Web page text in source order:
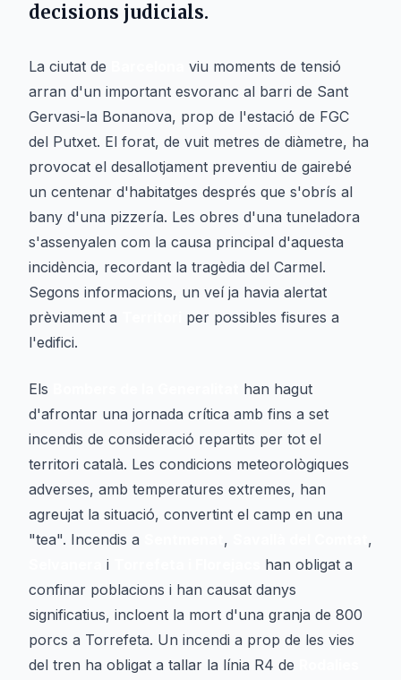
decisions judicials.
La ciutat de
viu moments de tensió
arran d'un important esvoranc al barri de Sant
Gervasi-la Bonanova, prop de l'estació de FGC
del Putxet. El forat, de vuit metres de diàmetre, ha
provocat el desallotjament preventiu de gairebé
un centenar d'habitatges després que s'obrís al
bany d'una pizzería. Les obres d'una tuneladora
s'assenyalen com la causa principal d'aquesta
incidència, recordant la tragèdia del Carmel.
Segons informacions, un veí ja havia alertat
prèviament a
per possibles fisures a
l'edifici.
Els
han hagut
d'afrontar una jornada crítica amb fins a set
incendis de consideració repartits per tot el
territori català. Les condicions meteorològiques
adverses, amb temperatures extremes, han
agreujat la situació, convertint el camp en una
"tea". Incendis a
,
,
i
han obligat a
confinar poblacions i han causat danys
significatius, incloent la mort d'una granja de 800
porcs a Torrefeta. Un incendi a prop de les vies
del tren ha obligat a tallar la línia R4 de